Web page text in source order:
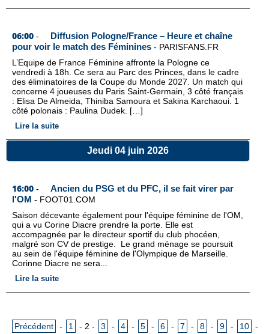
06:00 -
Diffusion Pologne/France – Heure et chaîne
pour voir le match des Féminines - PARISFANS.FR
L’Equipe de France Féminine affronte la Pologne ce
vendredi à 18h. Ce sera au Parc des Princes, dans le cadre
des éliminatoires de la Coupe du Monde 2027. Un match qui
concerne 4 joueuses du Paris Saint-Germain, 3 côté français
: Elisa De Almeida, Thiniba Samoura et Sakina Karchaoui. 1
côté polonais : Paulina Dudek. […]
Lire la suite
Jeudi 04 juin 2026
16:00 -
Ancien du PSG et du PFC, il se fait virer par
l'OM - FOOT01.COM
Saison décevante également pour l'équipe féminine de l'OM,
qui a vu Corine Diacre prendre la porte. Elle est
accompagnée par le directeur sportif du club phocéen,
malgré son CV de prestige. Le grand ménage se poursuit
au sein de l'équipe féminine de l'Olympique de Marseille.
Corinne Diacre ne sera...
Lire la suite
Précédent - 1 - 2 - 3 - 4 - 5 - 6 - 7 - 8 - 9 - 10
-